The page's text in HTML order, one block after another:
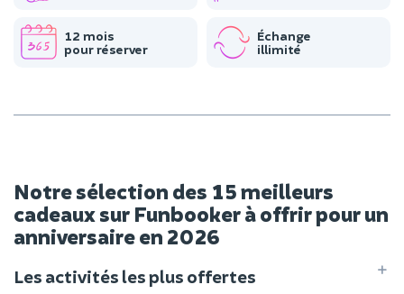
12 mois
pour réserver
Échange
illimité
Notre sélection des 15 meilleurs
cadeaux sur Funbooker à offrir pour un
anniversaire en 2026
Les activités les plus offertes